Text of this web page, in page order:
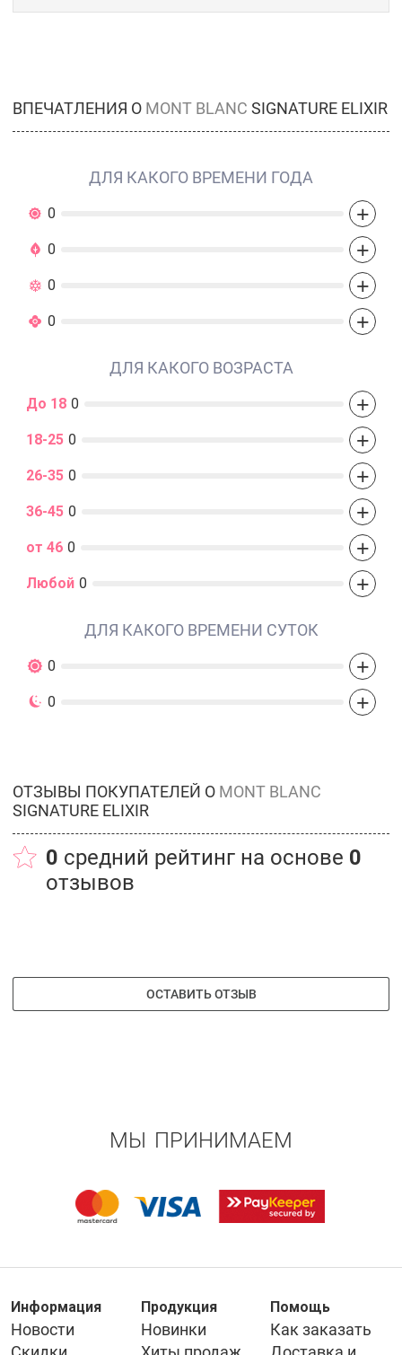
ВПЕЧАТЛЕНИЯ О MONT BLANC SIGNATURE ELIXIR
ДЛЯ КАКОГО ВРЕМЕНИ ГОДА
0 +
0 +
0 +
0 +
ДЛЯ КАКОГО ВОЗРАСТА
До 18 0 +
18-25 0 +
26-35 0 +
36-45 0 +
от 46 0 +
Любой 0 +
ДЛЯ КАКОГО ВРЕМЕНИ СУТОК
0 +
0 +
ОТЗЫВЫ ПОКУПАТЕЛЕЙ О MONT BLANC
SIGNATURE ELIXIR
0 средний рейтинг на основе 0
отзывов
ОСТАВИТЬ ОТЗЫВ
МЫ ПРИНИМАЕМ
Информация
Новости
Продукция
Новинки
Помощь
Как заказать